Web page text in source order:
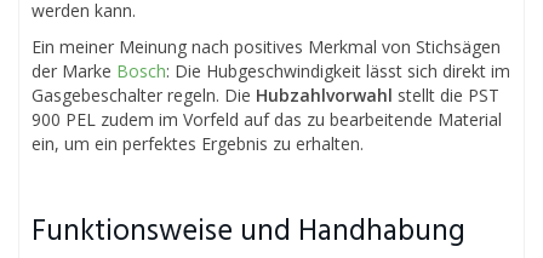
werden kann.
Ein meiner Meinung nach positives Merkmal von Stichsägen
der Marke Bosch: Die Hubgeschwindigkeit lässt sich direkt im
Gasgebeschalter regeln. Die Hubzahlvorwahl stellt die PST
900 PEL zudem im Vorfeld auf das zu bearbeitende Material
ein, um ein perfektes Ergebnis zu erhalten.
Funktionsweise und Handhabung